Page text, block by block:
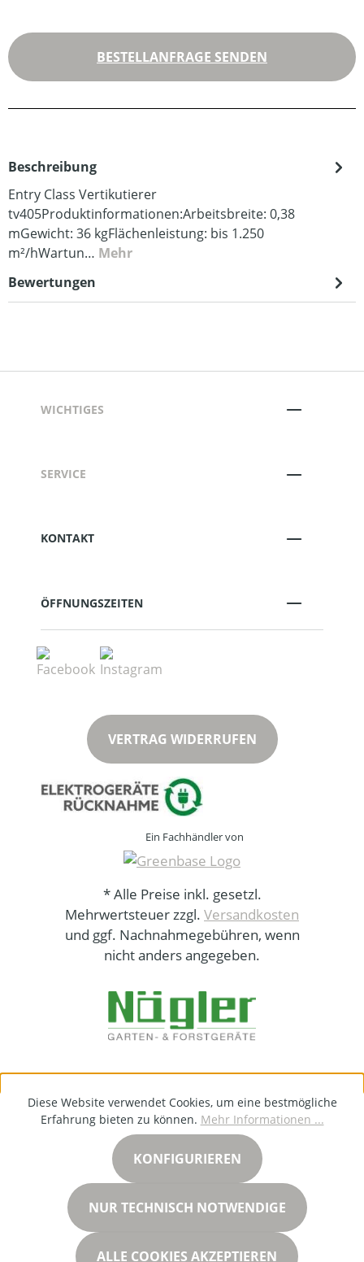
BESTELLANFRAGE SENDEN
Beschreibung
Entry Class Vertikutierer
tv405Produktinformationen:Arbeitsbreite: 0,38
mGewicht: 36 kgFlächenleistung: bis 1.250
m²/hWartun… Mehr
Bewertungen
WICHTIGES
SERVICE
KONTAKT
ÖFFNUNGSZEITEN
VERTRAG WIDERRUFEN
Ein Fachhändler von
* Alle Preise inkl. gesetzl.
Mehrwertsteuer zzgl. Versandkosten
und ggf. Nachnahmegebühren, wenn
nicht anders angegeben.
Diese Website verwendet Cookies, um eine bestmögliche
Erfahrung bieten zu können. Mehr Informationen ...
NUR TECHNISCH NOTWENDIGE
KONFIGURIEREN
ALLE COOKIES AKZEPTIEREN